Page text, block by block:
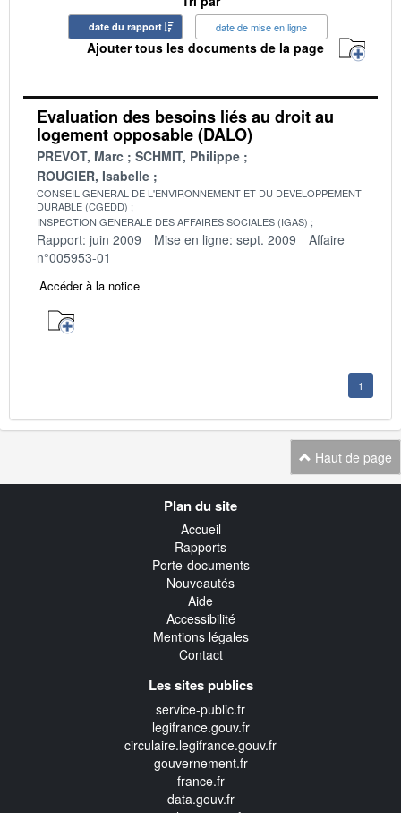
date du rapport date de mise en ligne
Ajouter tous les documents de la page
Evaluation des besoins liés au droit au
logement opposable (DALO)
PREVOT, Marc
SCHMIT, Philippe
ROUGIER, Isabelle
CONSEIL GENERAL DE L'ENVIRONNEMENT ET DU DEVELOPPEMENT
DURABLE (CGEDD)
INSPECTION GENERALE DES AFFAIRES SOCIALES (IGAS)
Rapport: juin 2009 Mise en ligne: sept. 2009
Affaire
n°005953-01
Accéder à la notice
1
Haut de page
Plan du site
Accueil
Rapports
Porte-documents
Nouveautés
Aide
Accessibilité
Mentions légales
Contact
Les sites publics
service-public.fr
legifrance.gouv.fr
circulaire.legifrance.gouv.fr
gouvernement.fr
france.fr
data.gouv.fr